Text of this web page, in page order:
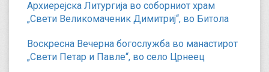
Архиерејска Литургија во соборниот храм
„Свети Великомаченик Димитриј“, во Битола
Воскресна Вечерна богослужба во манастирот
„Свети Петар и Павле“, во село Црнеец